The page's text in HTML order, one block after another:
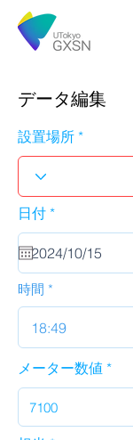
データ編集
設置場所
日付 *r
u
i
d
時間
18:49
メーター数値